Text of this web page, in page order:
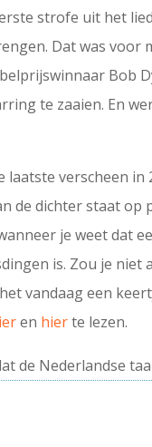
strofe uit het
Dat was voor
Bob
te zaaien. En
laatste verscheen in
de dichter staat op
je weet dat
is. Zou je
vandaag een
en hierte lezen.
de Nederlandse